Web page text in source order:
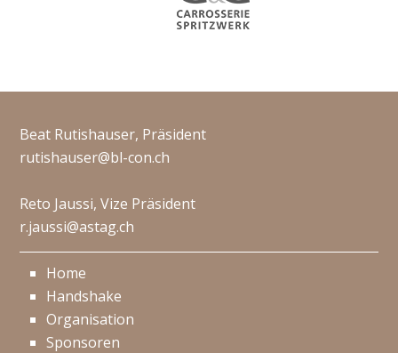
Beat Rutishauser, Präsident
rutishauser@bl-con.ch
Reto Jaussi, Vize Präsident
r.jaussi@astag.ch
Home
Handshake
Organisation
Sponsoren